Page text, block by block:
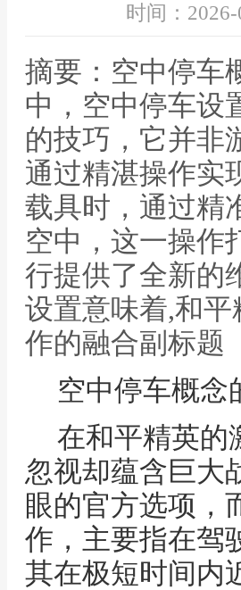
时间：
摘要：空中停车
中，空中停车设
的技巧，它并非
通过精湛操作实
载具时，通过精
空中，这一操作
行提供了全新的
设置意味着,和
作的融合副标题
空中停车概念
在和平精英的
忽视却蕴含巨大
眼的官方选项，
作，主要指在驾
其在极短时间内